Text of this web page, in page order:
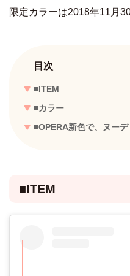
限定カラーは2018年11月
目次
■ITEM
■カラー
■OPERA新色で、ヌーデ
■ITEM